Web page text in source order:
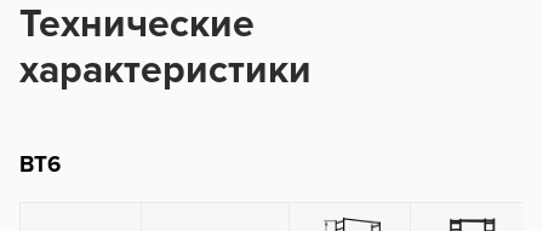
Технические
характеристики
ВТ6